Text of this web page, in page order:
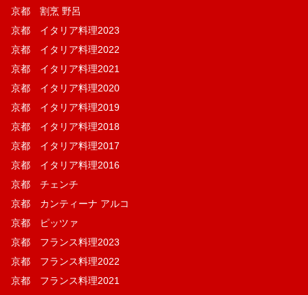
京都 割烹 野呂
京都 イタリア料理2023
京都 イタリア料理2022
京都 イタリア料理2021
京都 イタリア料理2020
京都 イタリア料理2019
京都 イタリア料理2018
京都 イタリア料理2017
京都 イタリア料理2016
京都 チェンチ
京都 カンティーナ アルコ
京都 ピッツァ
京都 フランス料理2023
京都 フランス料理2022
京都 フランス料理2021